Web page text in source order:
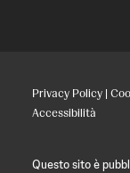
Privacy Policy |
Accessibilità
Questo sito è